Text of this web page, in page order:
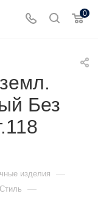
0
Без
изделия —
Стиль —